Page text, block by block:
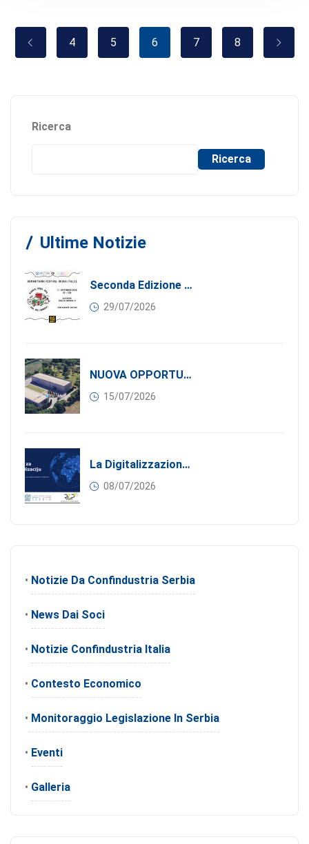
4 5 6 7 8
Ricerca
Ricerca
Ultime Notizie
Seconda Edizione Di MANGIA. DONA. AMA: Quando La Gastronomia Incontra La Solidarietà, 11 Settembre 2026
29/07/2026
NUOVA OPPORTUNITÀ DI BUSINESS PER I SOCI DI CONFINDUSTRIA SERBIA: Affitasi Un Moderno Capannone Industriale A Pančevo – 1.200 M² Nella Zona Industriale
15/07/2026
La Digitalizzazione Come Motore Dell’internazionalizzazione
08/07/2026
• Notizie Da Confindustria Serbia
• News Dai Soci
• Notizie Confindustria Italia
• Contesto Economico
• Monitoraggio Legislazione In Serbia
• Eventi
• Galleria